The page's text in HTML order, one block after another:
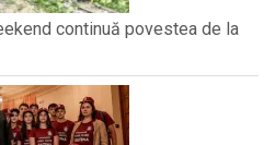
continuă povestea de la